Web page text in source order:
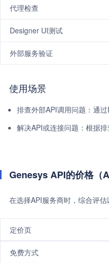
代理检查
Designer UI测试
外部服务验证
使用场景
排查外部API调用问题：通
解决API或连接问题：根据排
Genesys API的价格（
在选择API服务商时，综合评
定价页
免费方式